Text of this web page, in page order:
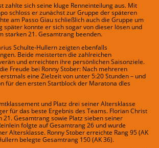
zahlte sich seine kluge Renneinteilung aus. Mit
schloss er zunächst zur Gruppe der späteren
am Passo Giau schließlich auch die Gruppe um
später konnte er sich sogar von dieser lösen und
starken 21. Gesamtrang beenden.
Schulte-Hullern zeigten ebenfalls
Beide meisterten die zahlreichen
und erreichten ihre persönlichen Saisonziele.
Freude bei Ronny Stober: Nach mehreren
eine Zielzeit von unter 5:20 Stunden – und
für den ersten Startblock der Maratona dles
und Platz drei seiner Altersklasse
für das beste Ergebnis des Teams. Florian Christ
21. Gesamtrang sowie Platz sieben seiner
folgte auf Gesamtrang 26 und wurde
Altersklasse. Ronny Stober erreichte Rang 95 (AK
belegte Gesamtrang 150 (AK 36).